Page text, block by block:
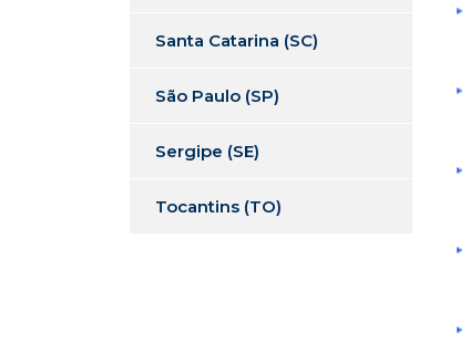
Santa Catarina (SC)
São Paulo (SP)
Sergipe (SE)
Tocantins (TO)